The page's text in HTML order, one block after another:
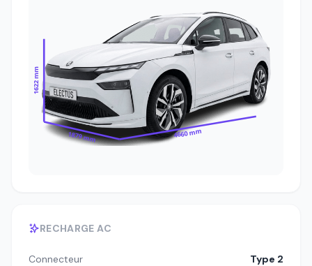
1622 mm
1879 mm 4660 mm
RECHARGE AC
Connecteur Type 2